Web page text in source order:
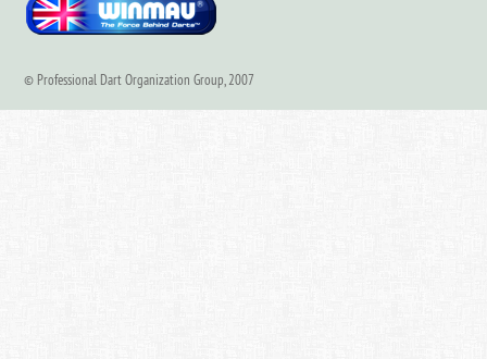
© Professional Dart Organization Group, 2007